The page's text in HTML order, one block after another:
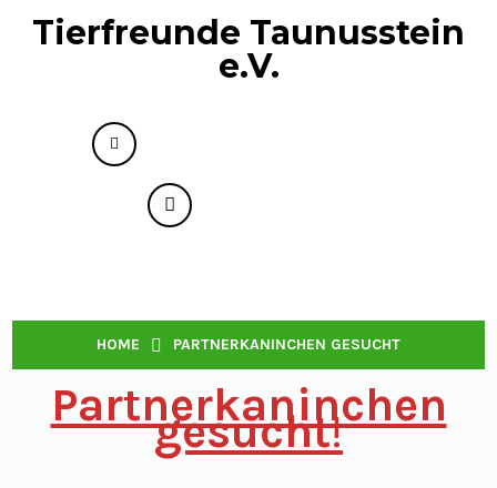
Tierfreunde Taunusstein
e.V.
HOME PARTNERKANINCHEN GESUCHT
Partnerkaninchen
gesucht!